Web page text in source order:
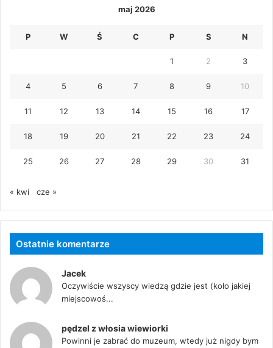
maj 2026
P W Ś C P S N
1 2 3
4 5 6 7 8 9 10
11 12 13 14 15 16 17
18 19 20 21 22 23 24
25 26 27 28 29 30 31
« kwi cze »
Ostatnie komentarze
Jacek
Oczywiście wszyscy wiedzą gdzie jest (koło jakiej
miejscowoś...
pędzel z włosia wiewiorki
Powinni je zabrać do muzeum, wtedy już nigdy bym